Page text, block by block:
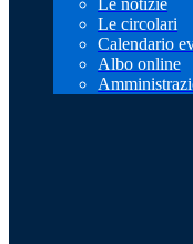
Le notizie
Le circolari
Calendario
Albo online